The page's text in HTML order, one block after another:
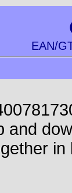
EAN/
and